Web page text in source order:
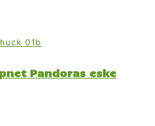
Pandoras eske